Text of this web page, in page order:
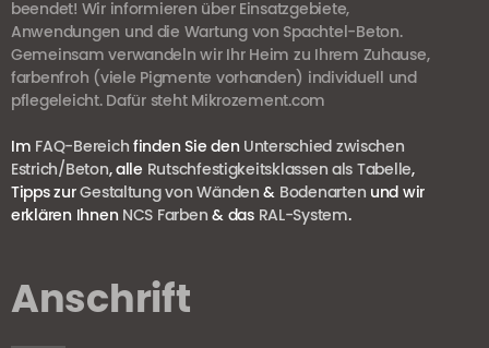
beendet! Wir informieren über Einsatzgebiete,
Anwendungen und die Wartung von Spachtel-Beton.
Gemeinsam verwandeln wir Ihr Heim zu Ihrem Zuhause,
farbenfroh (viele Pigmente vorhanden) individuell und
pflegeleicht. Dafür steht Mikrozement.com
Im FAQ-Bereich finden Sie den Unterschied zwischen
Estrich/Beton, alle Rutschfestigkeitsklassen als Tabelle,
Tipps zurGestaltung von Wänden & Bodenarten und wir
erklären Ihnen NCS Farben & das RAL-System.
Anschrift